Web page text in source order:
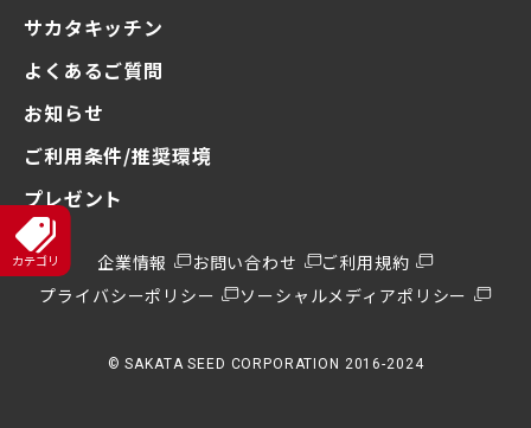
サカタキッチン
よくあるご質問
お知らせ
ご利用条件/推奨環境
プレゼント
企業情報 お問い合わせ
ご利用規約
プライバシーポリシー
ソーシャルメディアポリシー
© SAKATA SEED CORPORATION 2016-2024